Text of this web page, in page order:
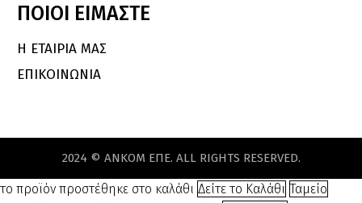
ΠΟΙΟΙ ΕΙΜΑΣΤΕ
Η ΕΤΑΙΡΙΑ ΜΑΣ
ΕΠΙΚΟΙΝΩΝΙΑ
2024 © ΑΝKOM ΕΠΕ. ALL RIGHTS RESERVED.
το προϊόν προστέθηκε στο καλάθι Δείτε το Καλάθι Ταμείο